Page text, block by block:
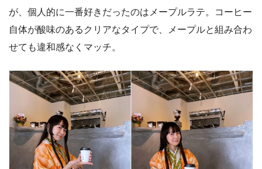
が、個人的に一番好きだったのはメープルラテ。コーヒー
自体が酸味のあるクリアなタイプで、メープルと組み合わ
せても違和感なくマッチ。